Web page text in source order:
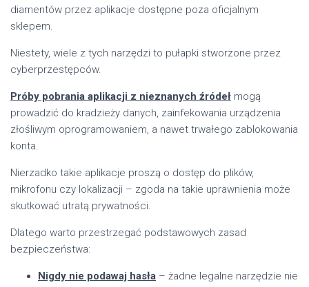
diamentów przez aplikacje dostępne poza oficjalnym
sklepem.
Niestety, wiele z tych narzędzi to pułapki stworzone przez
cyberprzestępców.
Próby pobrania aplikacji z nieznanych źródeł mogą
prowadzić do kradzieży danych, zainfekowania urządzenia
złośliwym oprogramowaniem, a nawet trwałego zablokowania
konta.
Nierzadko takie aplikacje proszą o dostęp do plików,
mikrofonu czy lokalizacji – zgoda na takie uprawnienia może
skutkować utratą prywatności.
Dlatego warto przestrzegać podstawowych zasad
bezpieczeństwa:
Nigdy nie podawaj hasła – żadne legalne narzędzie nie